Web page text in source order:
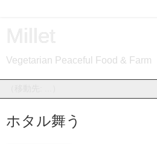
Vegetarian Peaceful Food & Farm
ホタル舞う